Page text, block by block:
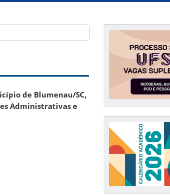
de Blumenau/SC,
Administrativas e